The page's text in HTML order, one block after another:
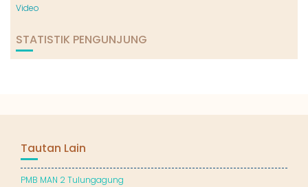
Video
STATISTIK PENGUNJUNG
Tautan Lain
PMB MAN 2 Tulungagung